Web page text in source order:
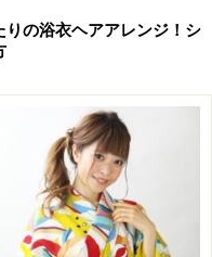
出し、ふわふわとした
結んだ髪と、下ろした
を作ります。
りの浴衣ヘアアレンジ！シ